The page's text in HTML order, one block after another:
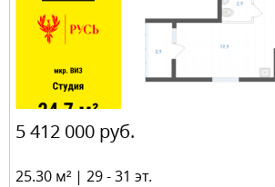
5 412 000 руб.
25.30 м² | 29 - 31 эт.